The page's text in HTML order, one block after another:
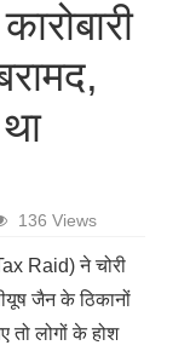
136 Views
Raid) ने चोरी
जैन के ठिकानों
तो लोगों के होश